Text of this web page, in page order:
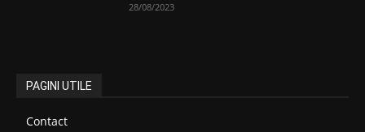
28/08/2023
PAGINI UTILE
Contact